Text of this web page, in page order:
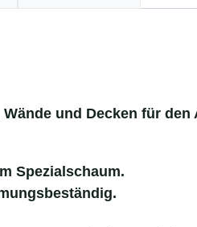
und Decken für den
Spezialschaum.